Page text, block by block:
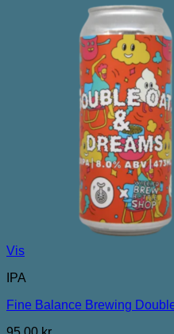
Vis
IPA
Fine Balance Brewing